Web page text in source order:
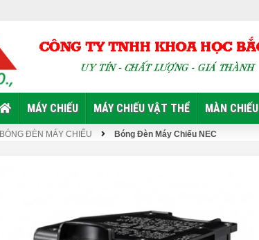
MÁY CHIẾU MÁY CHIẾU VẬT THỂ MÀN CHIẾU
BÓNG ĐÈN MÁY CHIẾU Bóng Đèn Máy Chiếu NEC